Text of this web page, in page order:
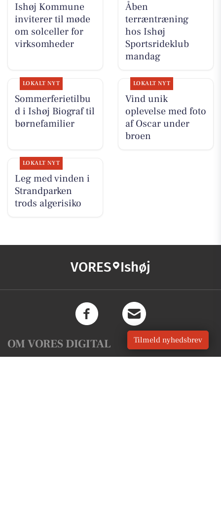
Ishøj Kommune
inviterer til møde
om solceller for
virksomheder
Åben
terræntræning
hos Ishøj
Sportsrideklub
mandag
LOKALT NYT
Sommerferietilbu
d i Ishøj Biograf til
børnefamilier
LOKALT NYT
Vind unik
oplevelse med foto
af Oscar under
broen
LOKALT NYT
Leg med vinden i
Strandparken
trods algerisiko
VORES Ishøj
OM VORES DIGITAL Tilmeld nyhedsbrev